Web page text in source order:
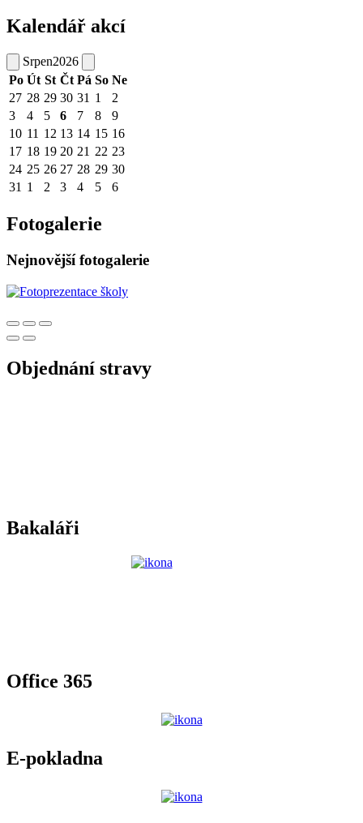
Kalendář akcí
Srpen2026
Po Út St Čt Pá So Ne
27 28 29 30 31 1
2
3
4 5 6 7 8
9
10 11 12 13 14 15 16
17 18 19 20 21 22 23
24 25 26 27 28 29 30
31 1 2 3 4 5 6
Fotogalerie
Nejnovější fotogalerie
Objednání stravy
Bakaláři
Office 365
E-pokladna